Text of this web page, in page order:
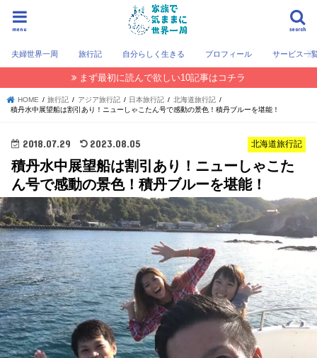
search
menu
夫婦世界一周 旅行記 自分らしく生きる プロフィール サービス一
まず最初に読んで欲しい10記事はコチラ
HOME 旅行記 アジア旅行記 日本旅行記
北海道旅行記
積丹水中展望船は割引あり！ニューしゃこたん号で感動の景色！積丹ブルーを堪能！
北海道旅行記
2018.07.29 2023.08.05
積丹水中展望船は割引あり！ニューしゃこた
ん号で感動の景色！積丹ブルーを堪能！